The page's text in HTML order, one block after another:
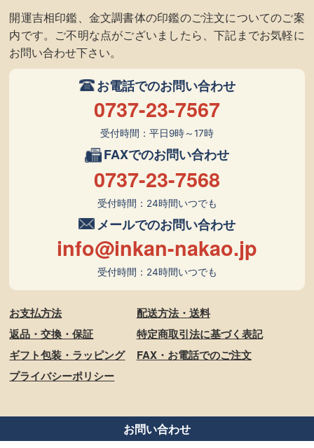
開運吉相印鑑、金文調書体の印鑑のご注文についてのご案
内です。ご不明な点がございましたら、下記までお気軽に
お問い合わせ下さい。
お電話でのお問い合わせ
0737-23-7567
受付時間：平日9時～17時
FAXでのお問い合わせ
0737-23-7568
受付時間：24時間いつでも
メールでのお問い合わせ
info@inkan-nakao.jp
受付時間：24時間いつでも
お支払方法
配送方法・送料
返品・交換・保証
特定商取引法に基づく表記
ギフト包装・ラッピング
FAX・お電話でのご注文
プライバシーポリシー
お問い合わせ